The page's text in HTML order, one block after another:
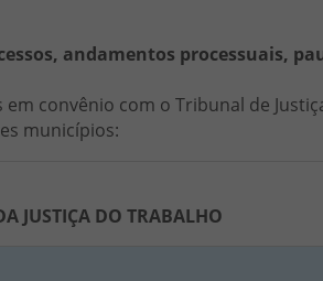
andamentos processuais,
convênio com o Tribunal de
municípios:
JUSTIÇA DO TRABALHO